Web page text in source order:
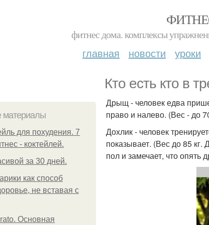
фитнес дома. комплексы
главная новости уроки
Кто есть кто в
материалы
для похудения. 7
- коктейлей.
за 30 дней.
как способ
не вставая с
Основная
Дрыщ - человек едва
право и налево. (Вес - до
Дохлик - человек
показывает. (Вес до 85
пол и замечает, что